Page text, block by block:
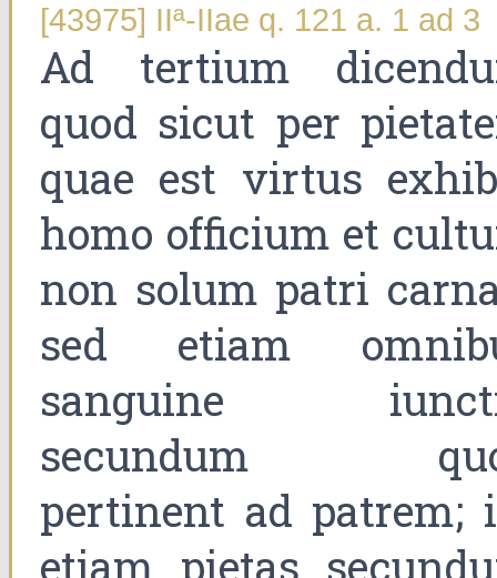
[43975] IIª-IIae q. 121 a. 1 ad 3
Ad tertium
quod sicut per
quae est virtus
homo officium et
non solum patri
sed etiam
sanguine
secundum
pertinent ad patrem;
etiam pietas